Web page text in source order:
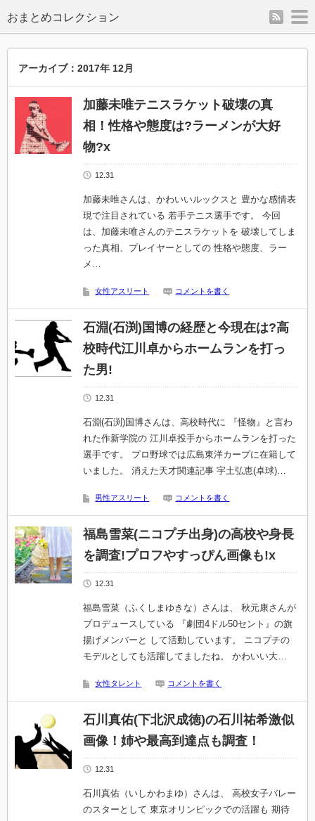
rss
アーカイブ：2017年 12月
加藤未唯テニスラケット破壊の真
相！性格や態度は?ラーメンが大好
物?x
12.31
加藤未唯さんは、かわいいルックスと 豊かな感情表
現で注目されている 若手テニス選手です。 今回
は、加藤未唯さんのテニスラケットを 破壊してしま
った真相、プレイヤーとしての 性格や態度、ラー
メ…
女性アスリート コメントを書く
石淵(石渕)国博の経歴と今現在は?高
校時代江川卓からホームランを打っ
た男!
12.31
石淵(石渕)国博さんは、高校時代に 『怪物』と言わ
れた作新学院の 江川卓投手からホームランを打った
選手です。 プロ野球では広島東洋カープに在籍して
いました。 消えた天才関連記事 宇土弘恵(卓球)…
男性アスリート コメントを書く
福島雪菜(ニコプチ出身)の高校や身長
を調査!プロフやすっぴん画像も!x
12.31
福島雪菜（ふくしまゆきな）さんは、 秋元康さんが
プロデュースしている 『劇団4ドル50セント』の旗
揚げメンバーと して活動しています。 ニコプチの
モデルとしても活躍してましたね。 かわいい大…
女性タレント コメントを書く
石川真佑(下北沢成徳)の石川祐希激似
画像！姉や最高到達点も調査！
12.31
石川真佑（いしかわまゆ）さんは、 高校女子バレー
のスターとして 東京オリンピックでの活躍も 期待